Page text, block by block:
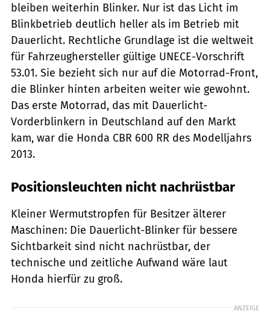
bleiben weiterhin Blinker. Nur ist das Licht im
Blinkbetrieb deutlich heller als im Betrieb mit
Dauerlicht. Rechtliche Grundlage ist die weltweit
für Fahrzeughersteller gültige UNECE-Vorschrift
53.01. Sie bezieht sich nur auf die Motorrad-Front,
die Blinker hinten arbeiten weiter wie gewohnt.
Das erste Motorrad, das mit Dauerlicht-
Vorderblinkern in Deutschland auf den Markt
kam, war die Honda CBR 600 RR des Modelljahrs
2013.
Positionsleuchten nicht nachrüstbar
Kleiner Wermutstropfen für Besitzer älterer
Maschinen: Die Dauerlicht-Blinker für bessere
Sichtbarkeit sind nicht nachrüstbar, der
technische und zeitliche Aufwand wäre laut
Honda hierfür zu groß.
ANZEIGE